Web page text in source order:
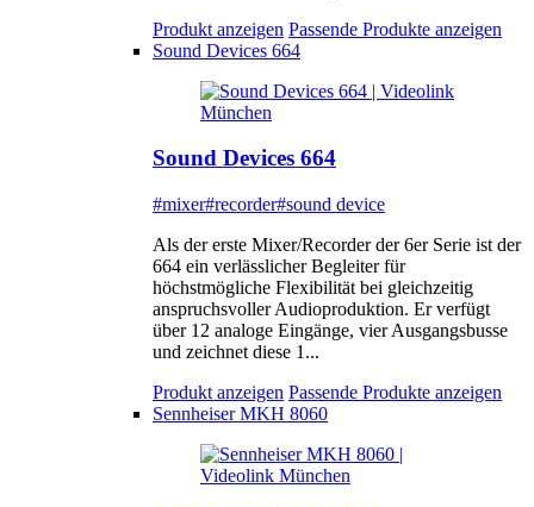
Produkt anzeigen Passende Produkte anzeigen
Sound Devices 664
Sound Devices 664
#mixer#recorder#sound device
Als der erste Mixer/Recorder der 6er Serie ist der
664 ein verlässlicher Begleiter für
höchstmögliche Flexibilität bei gleichzeitig
anspruchsvoller Audioproduktion. Er verfügt
über 12 analoge Eingänge, vier Ausgangsbusse
und zeichnet diese 1...
Produkt anzeigen Passende Produkte anzeigen
Sennheiser MKH 8060